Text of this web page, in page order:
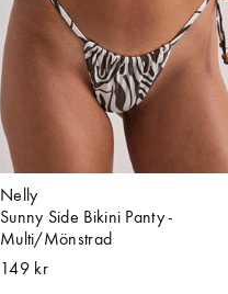
Nelly
Sunny Side Bikini Panty -
Multi/Mönstrad
149 kr